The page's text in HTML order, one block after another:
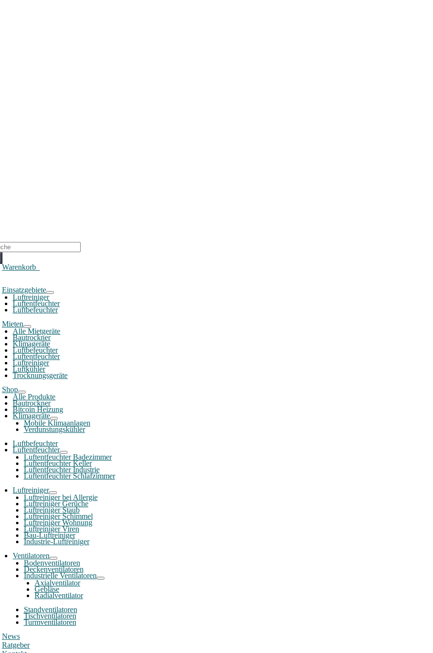
Warenkorb0
Einsatzgebiete
Luftreiniger
Luftentfeuchter
Luftbefeuchter
Mieten
Alle Mietgeräte
Bautrockner
Klimageräte
Luftbefeuchter
Luftentfeuchter
Luftreiniger
Luftkühler
Trocknungsgeräte
Shop
Alle Produkte
Bautrockner
Bitcoin Heizung
Klimageräte
Mobile Klimaanlagen
Verdunstungskühler
Luftbefeuchter
Luftentfeuchter
Luftentfeuchter Badezimmer
Luftentfeuchter Keller
Luftentfeuchter Industrie
Luftentfeuchter Schlafzimmer
Luftreiniger
Luftreiniger bei Allergie
Luftreiniger Gerüche
Luftreiniger Staub
Luftreiniger Schimmel
Luftreiniger Wohnung
Luftreiniger Viren
Bau-Luftreiniger
Industrie-Luftreiniger
Ventilatoren
Bodenventilatoren
Deckenventilatoren
Industrielle Ventilatoren
Axialventilator
Gebläse
Radialventilator
Standventilatoren
Tischventilatoren
Turmventilatoren
News
Ratgeber